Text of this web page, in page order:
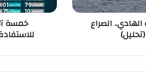
الصراع خمسة